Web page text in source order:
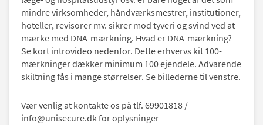
mindre virksomheder, håndværksmestrer, institutioner,
hoteller, revisorer mv. sikrer mod tyveri og svind ved at
mærke med DNA-mærkning. Hvad er DNA-mærkning?
Se kort introvideo nedenfor. Dette erhvervs kit 100-
mærkninger dækker minimum 100 ejendele. Advarende
skiltning fås i mange størrelser. Se billederne til venstre.
Vær venlig at kontakte os på tlf. 69901818 /
info@unisecure.dk for oplysninger